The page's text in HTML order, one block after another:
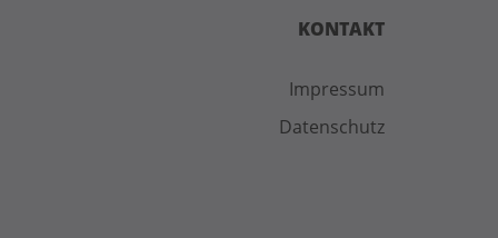
KONTAKT
Impressum
Datenschutz